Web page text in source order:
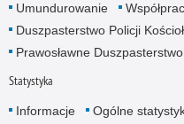
Umundurowanie
Duszpasterstwo Policji
Prawosławne
Statystyka
Informacje Ogólne